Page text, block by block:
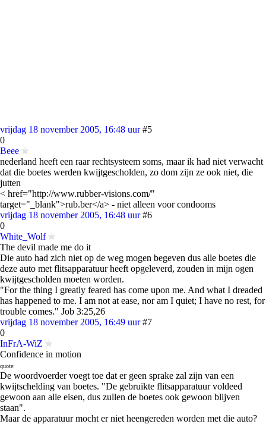
vrijdag 18 november 2005, 16:48 uur #5
0
Beee
nederland heeft een raar rechtsysteem soms, maar ik had niet verwacht
dat die boetes werden kwijtgescholden, zo dom zijn ze ook niet, die
jutten
< href="http://www.rubber-visions.com/"
target="_blank">rub.ber</a> - niet alleen voor condooms
vrijdag 18 november 2005, 16:48 uur #6
0
White_Wolf
The devil made me do it
Die auto had zich niet op de weg mogen begeven dus alle boetes die
deze auto met flitsapparatuur heeft opgeleverd, zouden in mijn ogen
kwijtgescholden moeten worden.
"For the thing I greatly feared has come upon me. And what I dreaded
has happened to me. I am not at ease, nor am I quiet; I have no rest, for
trouble comes." Job 3:25,26
vrijdag 18 november 2005, 16:49 uur #7
0
InFrA-WiZ
Confidence in motion
quote:
De woordvoerder voegt toe dat er geen sprake zal zijn van een
kwijtschelding van boetes. "De gebruikte flitsapparatuur voldeed
gewoon aan alle eisen, dus zullen de boetes ook gewoon blijven
staan".
Maar de apparatuur mocht er niet heengereden worden met die auto?